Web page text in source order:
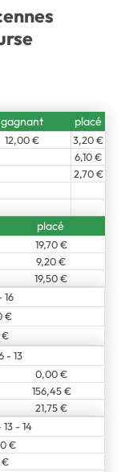
gagnant placé
12,00 €
3,20 €
6,10 €
2,70 €
placé
19,70 €
9,20 €
19,50 €
16
€
€
- 13
0,00 €
156,45 €
21,75 €
13 - 14
€
€